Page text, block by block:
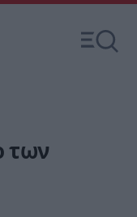
των